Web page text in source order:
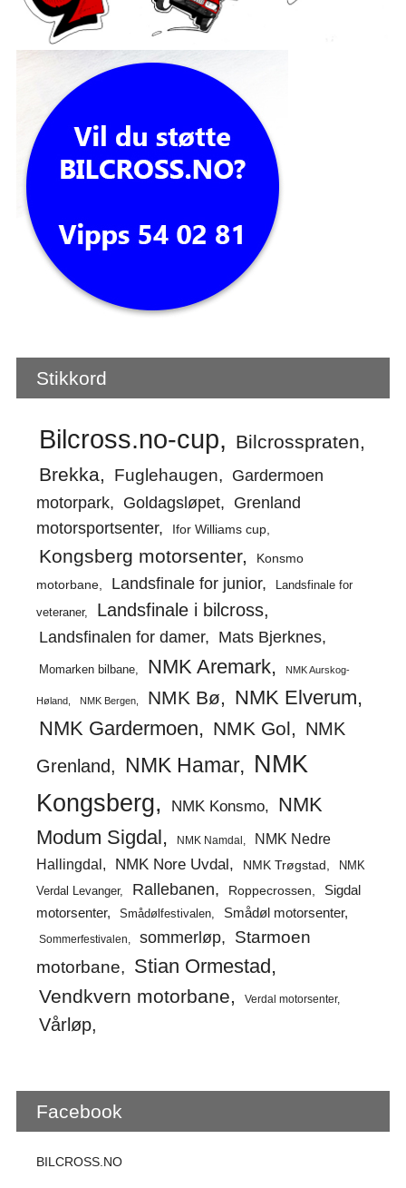
Stikkord
Bilcross.no-cup
Bilcrosspraten
Brekka
Fuglehaugen
Gardermoen
motorpark
Goldagsløpet
Grenland
motorsportsenter
Ifor Williams cup
Kongsberg motorsenter
Konsmo
motorbane
Landsfinale for junior
Landsfinale for
veteraner
Landsfinale i bilcross
Landsfinalen for damer Mats Bjerknes
Momarken bilbane NMK Aremark NMK Aurskog-
Høland NMK Bergen NMK Bø NMK Elverum
NMK Gardermoen NMK Gol
NMK
Grenland
NMK Hamar
NMK
Kongsberg
NMK Konsmo
NMK
Modum Sigdal
NMK Namdal
NMK Nedre
Hallingdal
NMK Nore Uvdal NMK Trøgstad
NMK
Verdal Levanger
Rallebanen Roppecrossen
Sigdal
motorsenter
Smådølfestivalen Smådøl motorsenter
Sommerfestivalen sommerløp
Starmoen
motorbane
Stian Ormestad
Vendkvern motorbane Verdal motorsenter
Vårløp
Facebook
BILCROSS.NO